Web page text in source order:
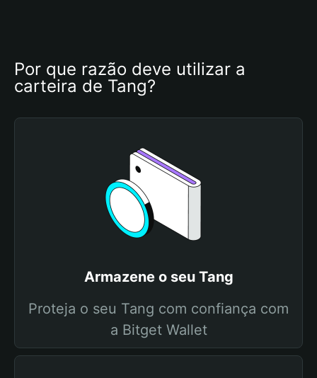
Por que razão deve utilizar a
carteira de Tang?
Armazene o seu Tang
Proteja o seu Tang com confiança com
a Bitget Wallet